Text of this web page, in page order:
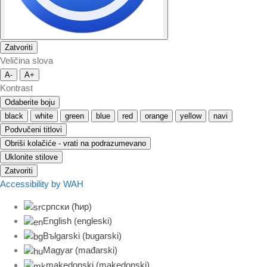
Zatvoriti
Veličina slova
A- A+
Kontrast
Odaberite boju
black
white green blue red orange yellow
navi
Podvučeni titlovi
Obriši kolačiće - vrati na podrazumevano
Uklonite stilove
Zatvoriti
Accessibility by WAH
српски (ћир)
English (engleski)
Bъlgarski (bugarski)
Magyar (mađarski)
makedonski (makedonski)